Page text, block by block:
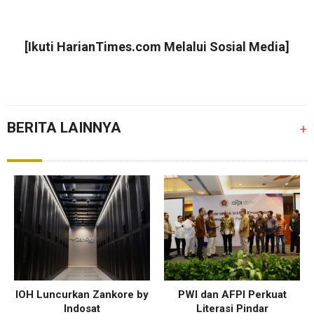
[Ikuti HarianTimes.com Melalui Sosial Media]
BERITA LAINNYA +
IOH Luncurkan Zankore by
Indosat
PWI dan AFPI Perkuat
Literasi Pindar